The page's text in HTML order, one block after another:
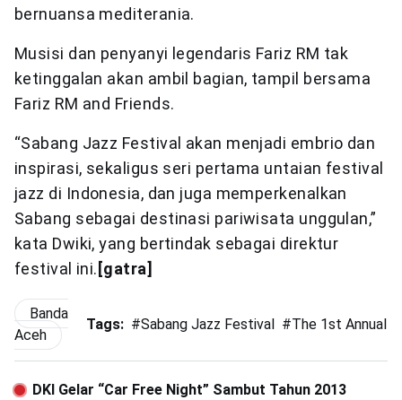
bernuansa mediterania.
Musisi dan penyanyi legendaris Fariz RM tak
ketinggalan akan ambil bagian, tampil bersama
Fariz RM and Friends.
“Sabang Jazz Festival akan menjadi embrio dan
inspirasi, sekaligus seri pertama untaian festival
jazz di Indonesia, dan juga memperkenalkan
Sabang sebagai destinasi pariwisata unggulan,”
kata Dwiki, yang bertindak sebagai direktur
festival ini. [gatra]
Banda
Aceh
Tags: #Sabang Jazz Festival #The 1st Annual
DKI Gelar “Car Free Night” Sambut Tahun 2013